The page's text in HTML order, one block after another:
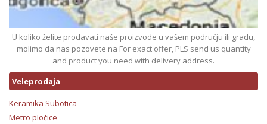
U koliko želite prodavati naše proizvode u vašem području ili gradu,
molimo da nas pozovete na For exact offer, PLS send us quantity
and product you need with delivery address.
Veleprodaja
Keramika Subotica
Metro pločice